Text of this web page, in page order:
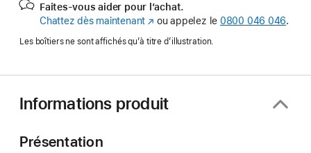
Faites-vous aider pour l’achat.
Chattez dès maintenant (s’ouvre
une
fenêtre)
ou appelez le 0800 046 046.
Les boîtiers ne sont affichés qu’à titre d’illustration.
Informations produit
Présentation